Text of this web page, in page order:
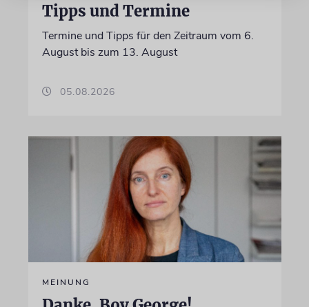
Tipps und Termine
Termine und Tipps für den Zeitraum vom 6.
August bis zum 13. August
05.08.2026
MEINUNG